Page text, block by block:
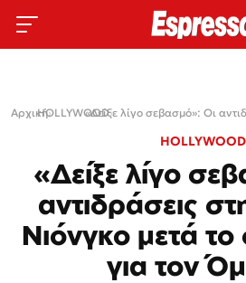
Αρχική›
HOLLYWOOD›
HOLLYWOOD
«Δείξε λίγο
αντιδράσεις
Νιόνγκο μετά το
για τον